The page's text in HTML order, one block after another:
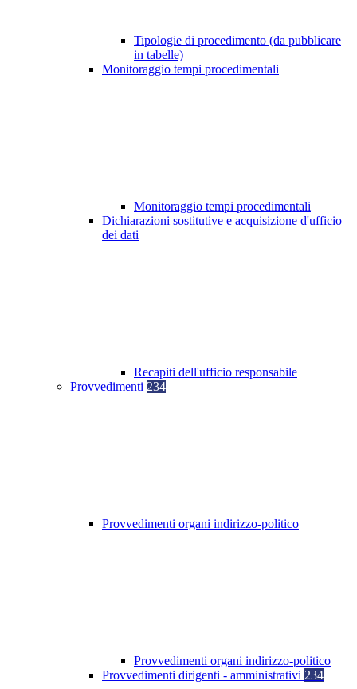
Tipologie di procedimento (da pubblicare
in tabelle)
Monitoraggio tempi procedimentali
Monitoraggio tempi procedimentali
Dichiarazioni sostitutive e acquisizione d'ufficio
dei dati
Recapiti dell'ufficio responsabile
Provvedimenti 234
Provvedimenti organi indirizzo-politico
Provvedimenti organi indirizzo-politico
Provvedimenti dirigenti - amministrativi 234